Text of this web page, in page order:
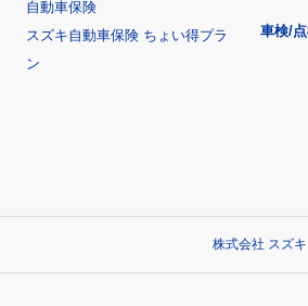
自動車保険
スズキ自動車保険 ちょい得プラ
ン
車検/
株式会社 スズ